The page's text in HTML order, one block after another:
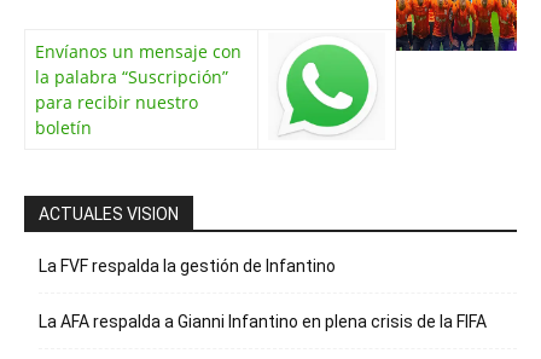
Envíanos un mensaje con
la palabra “Suscripción”
para recibir nuestro
boletín
ACTUALES VISION
La FVF respalda la gestión de Infantino
La AFA respalda a Gianni Infantino en plena crisis de la FIFA